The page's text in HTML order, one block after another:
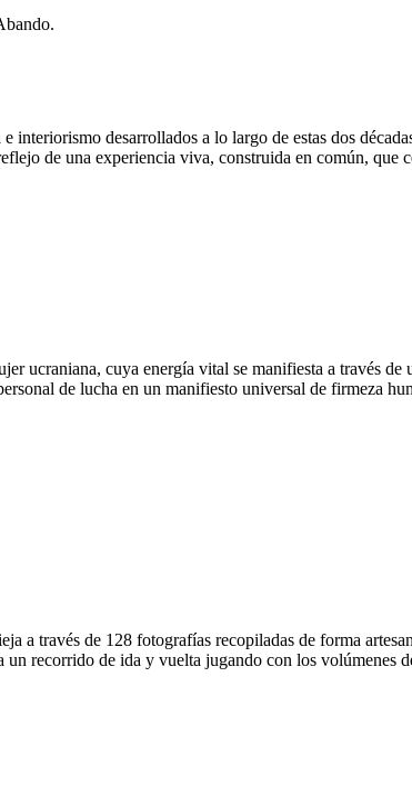
desarrollados a lo largo de estas dos
de una experiencia viva, construida en común,
ucraniana, cuya energía vital se manifiesta a través
de lucha en un manifiesto universal de firmeza
a través de 128 fotografías recopiladas de forma
recorrido de ida y vuelta jugando con los volúmenes